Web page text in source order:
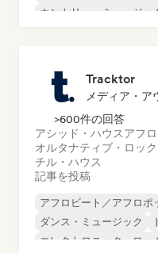
カントリー・ミュージッ
Tracktor
メディア・ア
>600件の回答
アシッド・ハウスアフ
オルタナティブ・ロック
チル・ハウス
記事を投稿
アフロビート／アフロポ
ダンス・ミュージック
エレクトロニック・ロッ